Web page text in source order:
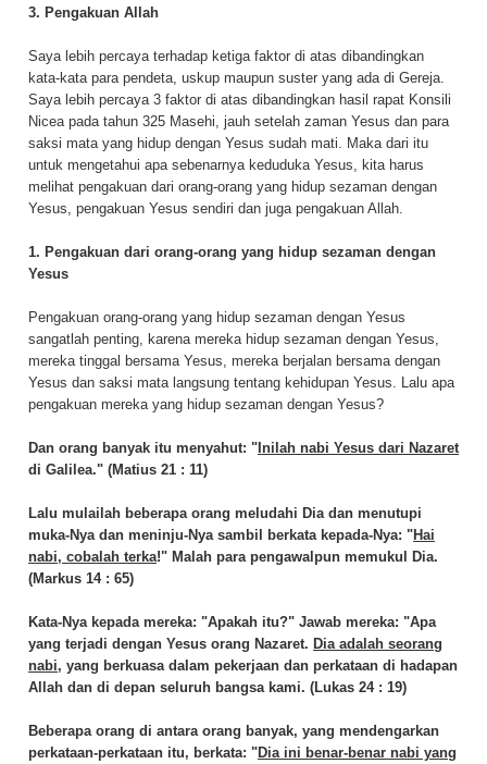
3. Pengakuan Allah
Saya lebih percaya terhadap ketiga faktor di atas dibandingkan
kata-kata para pendeta, uskup maupun suster yang ada di Gereja.
Saya lebih percaya 3 faktor di atas dibandingkan hasil rapat Konsili
Nicea pada tahun 325 Masehi, jauh setelah zaman Yesus dan para
saksi mata yang hidup dengan Yesus sudah mati. Maka dari itu
untuk mengetahui apa sebenarnya keduduka Yesus, kita harus
melihat pengakuan dari orang-orang yang hidup sezaman dengan
Yesus, pengakuan Yesus sendiri dan juga pengakuan Allah.
1. Pengakuan dari orang-orang yang hidup sezaman dengan
Yesus
Pengakuan orang-orang yang hidup sezaman dengan Yesus
sangatlah penting, karena mereka hidup sezaman dengan Yesus,
mereka tinggal bersama Yesus, mereka berjalan bersama dengan
Yesus dan saksi mata langsung tentang kehidupan Yesus. Lalu apa
pengakuan mereka yang hidup sezaman dengan Yesus?
Dan orang banyak itu menyahut: "Inilah nabi Yesus dari Nazaret
di Galilea." (Matius 21 : 11)
Lalu mulailah beberapa orang meludahi Dia dan menutupi
muka-Nya dan meninju-Nya sambil berkata kepada-Nya: "Hai
nabi, cobalah terka!" Malah para pengawalpun memukul Dia.
(Markus 14 : 65)
Kata-Nya kepada mereka: "Apakah itu?" Jawab mereka: "Apa
yang terjadi dengan Yesus orang Nazaret. Dia adalah seorang
nabi, yang berkuasa dalam pekerjaan dan perkataan di hadapan
Allah dan di depan seluruh bangsa kami. (Lukas 24 : 19)
Beberapa orang di antara orang banyak, yang mendengarkan
perkataan-perkataan itu, berkata: "Dia ini benar-benar nabi yang